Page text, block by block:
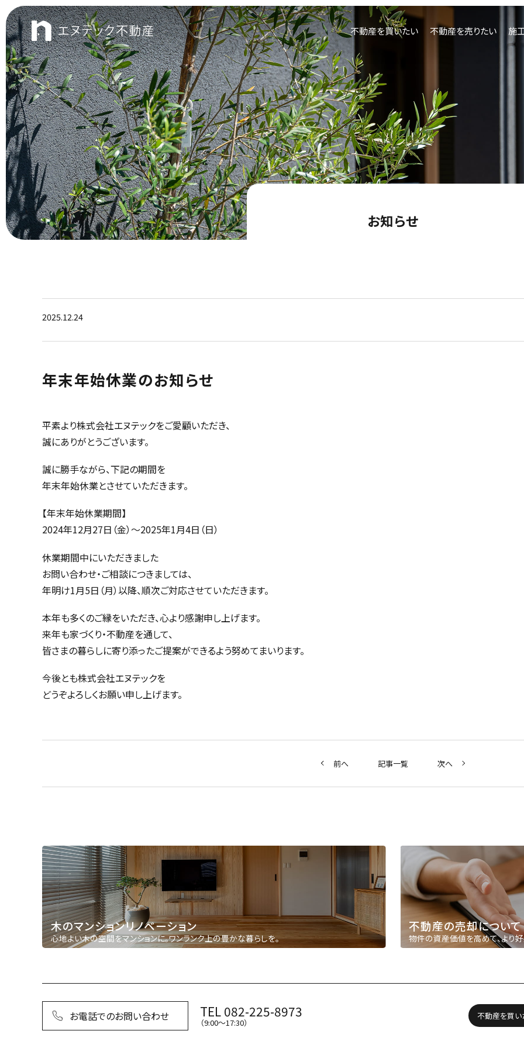
エヌテック不動産
不動産を買いたい 不動産を売りたい 施
お知らせ
2025.12.24
年末年始休業のお知らせ
平素より株式会社エヌテックをご愛顧いただき、
誠にありがとうございます。
誠に勝手ながら、下記の期間を
年末年始休業とさせていただきます。
【年末年始休業期間】
2024年12月27日（金）〜2025年1月4日（日）
休業期間中にいただきました
お問い合わせ・ご相談につきましては、
年明け1月5日（月）以降、順次ご対応させていただきます。
本年も多くのご縁をいただき、心より感謝申し上げます。
来年も家づくり・不動産を通して、
皆さまの暮らしに寄り添ったご提案ができるよう努めてまいります。
今後とも株式会社エヌテックを
どうぞよろしくお願い申し上げます。
前へ 記事一覧 次へ
木のマンションリノベーション
心地よい木の空間をマンションに。ワンランク上の豊かな暮らしを。
不動産の売却について
物件の資産価値を高めて、より
お電話でのお問い合わせ TEL 082-225-8973
（9:00〜17:30）
不動産を買い